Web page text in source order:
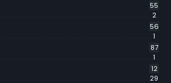
55
2
56
1
87
1
12
29